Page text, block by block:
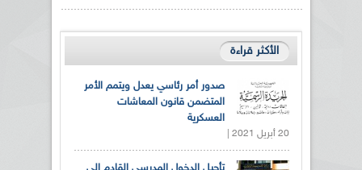
الأكثر قراءة
صدور أمر رئاسي يعدل ويتمم الأمر
المتضمن قانون المعاشات
العسكرية
20 أبريل 2021 |